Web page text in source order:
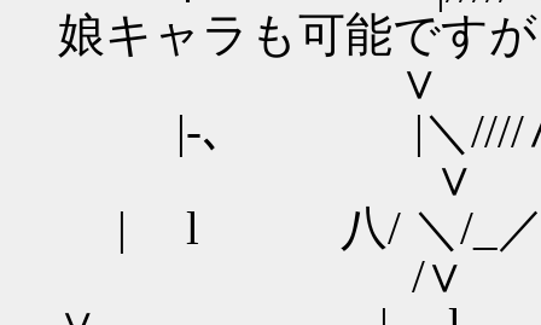
娘キャラも可能ですが
∨ ｉ
|‐､ |＼////
∨ 十‐
| l 八/ ＼/_
/∨ ! 芹